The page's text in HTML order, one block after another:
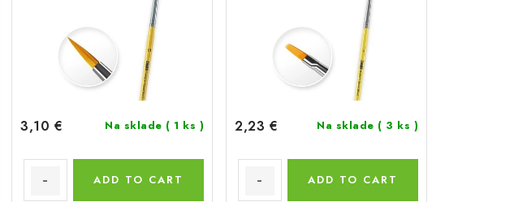
3,10 € Na sklade ( 1 ks )
ADD TO CART
2,23 € Na sklade ( 3 ks )
ADD TO CART